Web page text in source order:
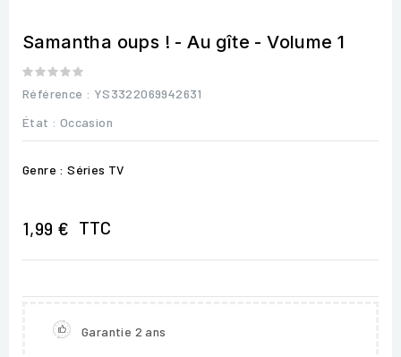
Samantha oups ! - Au gîte - Volume 1
Référence : YS3322069942631
État : Occasion
Genre : Séries TV
1,99 € TTC
Garantie 2 ans